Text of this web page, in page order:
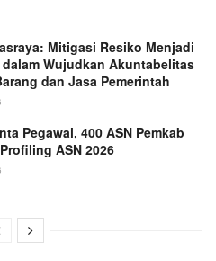
Mitigasi Resiko Menjadi
Wujudkan Akuntabelitas
dan Jasa Pemerintah
Pegawai, 400 ASN Pemkab
ASN 2026